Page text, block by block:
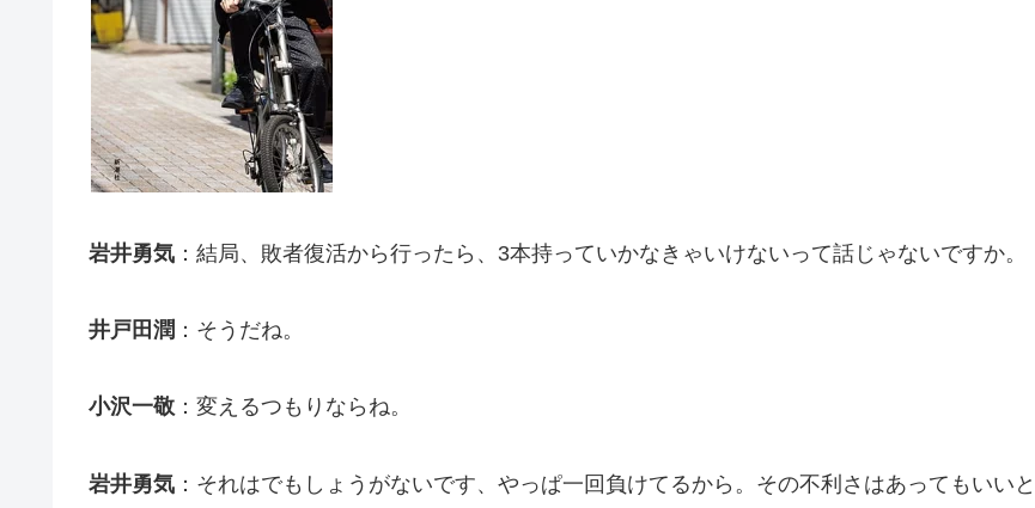
岩井勇気 ：結局、敗者復活から行ったら、3本持っていかなきゃいけないって話じゃないですか。
井戸田潤 ：そうだね。
小沢一敬 ：変えるつもりならね。
岩井勇気 ：それはでもしょうがないです、やっぱ一回負けてるから。その不利さはあってもいいと